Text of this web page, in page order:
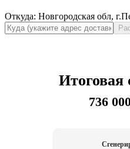
Откуда: Новгородская обл,
Итоговая
736